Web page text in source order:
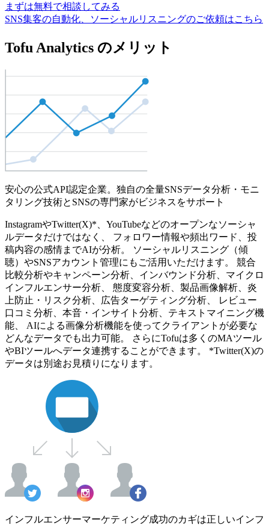
まずは無料で相談してみる
SNS集客の自動化、ソーシャルリスニングのご依頼はこちら
Tofu Analytics のメリット
安心の公式API認定企業。独自の全量SNSデータ分析・モニ
タリング技術とSNSの専門家がビジネスをサポート
InstagramやTwitter(X)*、YouTubeなどのオープンなソーシャ
ルデータだけではなく、 フォロワー情報や頻出ワード、投
稿内容の感情までAIが分析。 ソーシャルリスニング（傾
聴）やSNSアカウント管理にもご活用いただけます。 競合
比較分析やキャンペーン分析、インバウンド分析、マイクロ
インフルエンサー分析、 態度変容分析、製品画像解析、炎
上防止・リスク分析、広告ターゲティング分析、 レビュー
口コミ分析、本音・インサイト分析、テキストマイニング機
能、 AIによる画像分析機能を使ってクライアントが必要な
どんなデータでも出力可能。 さらにTofuは多くのMAツール
やBIツールへデータ連携することができます。 *Twitter(X)の
データは別途お見積りになります。
インフルエンサーマーケティング成功のカギは正しいインフ